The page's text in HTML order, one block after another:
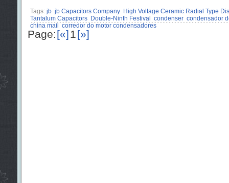
Tags: jb jb Capacitors Company
High Voltage Ceramic Radial Type
Tantalum Capacitors
Double-Ninth Festival condenser condensador
china mail
corredor do motor condensadores
Page:[«]1[»]